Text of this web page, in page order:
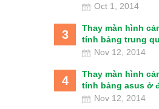
Oct 1, 2014
3
Thay màn hình
tính bảng trung
Nov 12, 2014
4
Thay màn hình
tính bảng asus ở
Nov 12, 2014